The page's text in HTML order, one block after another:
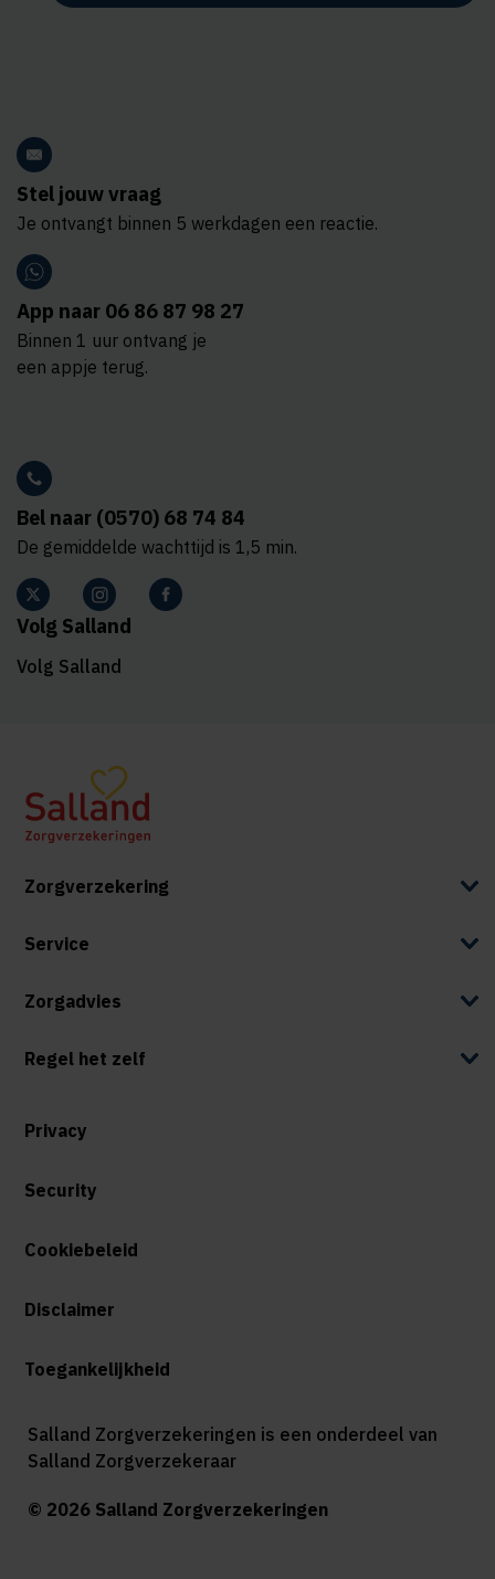
Stel jouw vraag
Je ontvangt binnen 5 werkdagen een reactie.
App naar 06 86 87 98 27
Binnen 1 uur ontvang je
een appje terug.
Bel naar (0570) 68 74 84
De gemiddelde wachttijd is 1,5 min.
Volg Salland
Volg Salland
Zorgverzekering
Service
Zorgadvies
Regel het zelf
Privacy
Security
Cookiebeleid
Disclaimer
Toegankelijkheid
Salland Zorgverzekeringen is een onderdeel van
Salland Zorgverzekeraar
© 2026 Salland Zorgverzekeringen